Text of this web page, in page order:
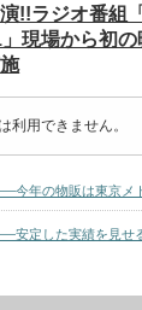
!!ラジオ番組
現場から初
利用できません。
今年の物販は東京メ
安定した実績を見せ